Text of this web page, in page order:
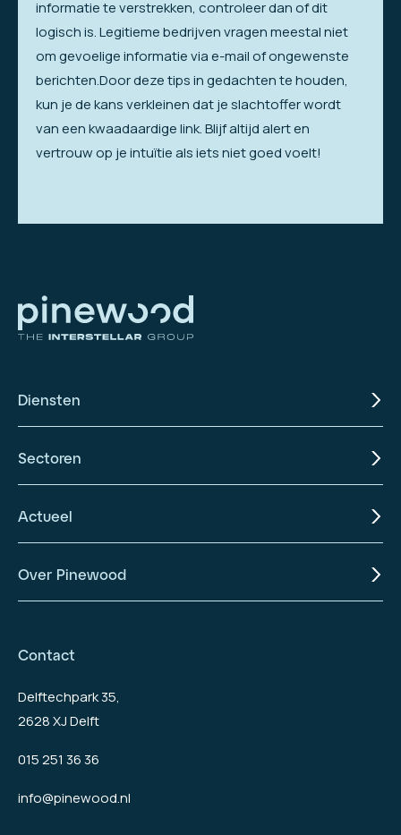
informatie te verstrekken, controleer dan of dit
logisch is. Legitieme bedrijven vragen meestal niet
om gevoelige informatie via e-mail of ongewenste
berichten.Door deze tips in gedachten te houden,
kun je de kans verkleinen dat je slachtoffer wordt
van een kwaadaardige link. Blijf altijd alert en
vertrouw op je intuïtie als iets niet goed voelt!
Diensten
Sectoren
Actueel
Over Pinewood
Contact
Delftechpark 35,
2628 XJ Delft
015 251 36 36
info@pinewood.nl